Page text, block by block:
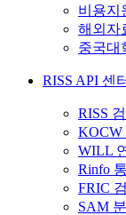
비용지
해외자
중국대
RISS API 센
RISS
KOCW
WILL
Rinfo
FRIC
SAM